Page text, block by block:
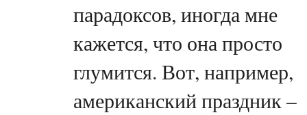
парадоксов, иногда мне
кажется, что она просто
глумится. Вот, например,
американский праздник –